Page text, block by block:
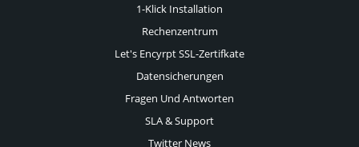
1-Klick Installation
Rechenzentrum
Let's Encyrpt SSL-Zertifkate
Datensicherungen
Fragen Und Antworten
SLA & Support
Twitter News